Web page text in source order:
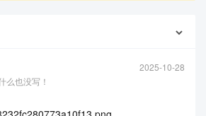
2025-10-28
么也没写！